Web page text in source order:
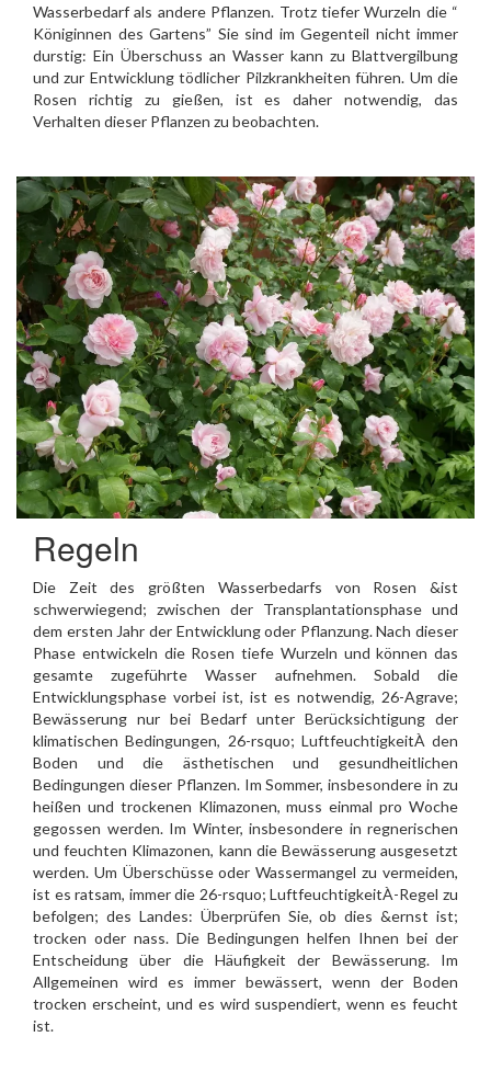
Wasserbedarf als andere Pflanzen. Trotz tiefer Wurzeln die “
Königinnen des Gartens” Sie sind im Gegenteil nicht immer
durstig: Ein Überschuss an Wasser kann zu Blattvergilbung
und zur Entwicklung tödlicher Pilzkrankheiten führen. Um die
Rosen richtig zu gießen, ist es daher notwendig, das
Verhalten dieser Pflanzen zu beobachten.
Regeln
Die Zeit des größten Wasserbedarfs von Rosen &ist
schwerwiegend; zwischen der Transplantationsphase und
dem ersten Jahr der Entwicklung oder Pflanzung. Nach dieser
Phase entwickeln die Rosen tiefe Wurzeln und können das
gesamte zugeführte Wasser aufnehmen. Sobald die
Entwicklungsphase vorbei ist, ist es notwendig, 26-Agrave;
Bewässerung nur bei Bedarf unter Berücksichtigung der
klimatischen Bedingungen, 26-rsquo; LuftfeuchtigkeitÀ den
Boden und die ästhetischen und gesundheitlichen
Bedingungen dieser Pflanzen. Im Sommer, insbesondere in zu
heißen und trockenen Klimazonen, muss einmal pro Woche
gegossen werden. Im Winter, insbesondere in regnerischen
und feuchten Klimazonen, kann die Bewässerung ausgesetzt
werden. Um Überschüsse oder Wassermangel zu vermeiden,
ist es ratsam, immer die 26-rsquo; LuftfeuchtigkeitÀ-Regel zu
befolgen; des Landes: Überprüfen Sie, ob dies &ernst ist;
trocken oder nass. Die Bedingungen helfen Ihnen bei der
Entscheidung über die Häufigkeit der Bewässerung. Im
Allgemeinen wird es immer bewässert, wenn der Boden
trocken erscheint, und es wird suspendiert, wenn es feucht
ist.